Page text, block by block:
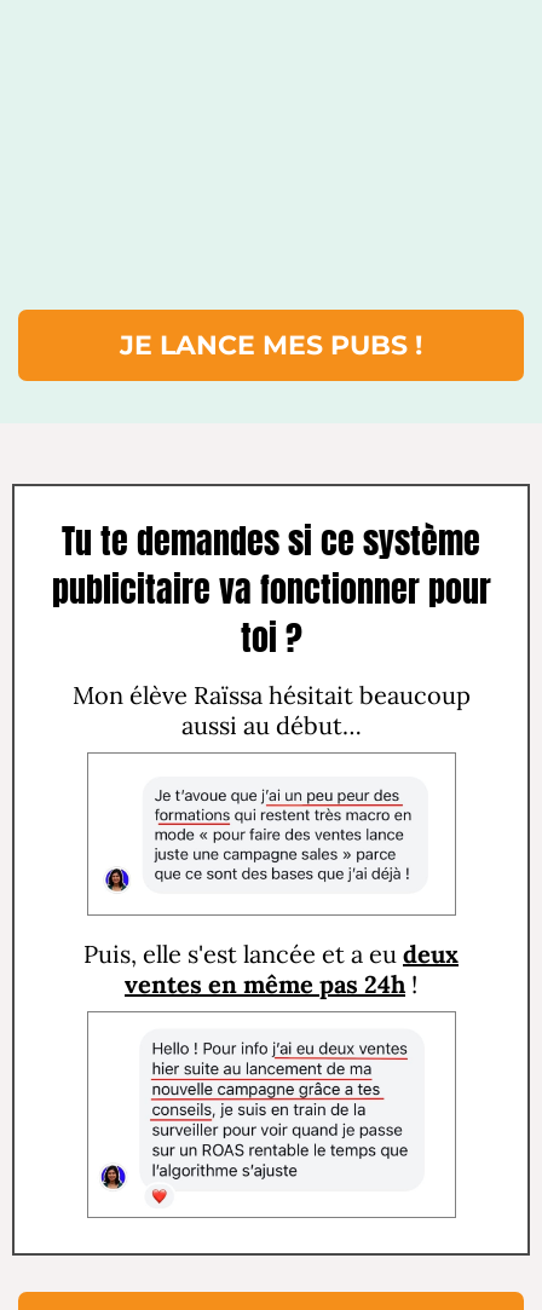
JE LANCE MES PUBS !
Tu te demandes si ce système
publicitaire va fonctionner pour
toi ?
Mon élève Raïssa hésitait beaucoup
aussi au début…
Puis, elle s'est lancée et a eu deux
ventes en même pas 24h !